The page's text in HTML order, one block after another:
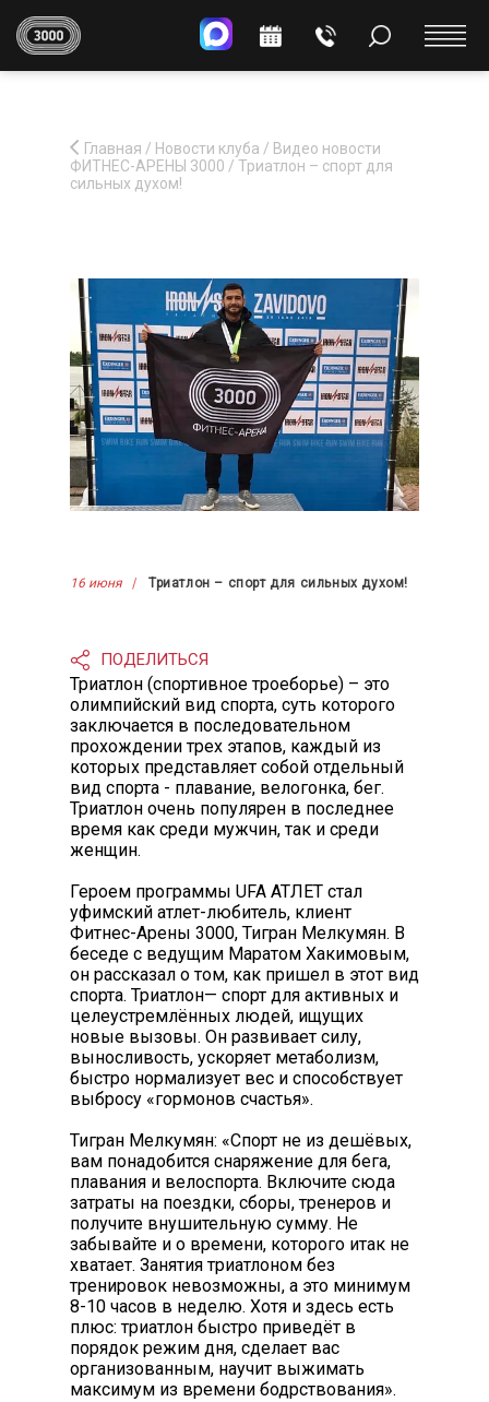
Главная / Новости клуба / Видео новости
ФИТНЕС-АРЕНЫ 3000 / Триатлон – спорт для
сильных духом!
16 июня Триатлон – спорт для сильных духом!
ПОДЕЛИТЬСЯ
Триатлон (спортивное троеборье) – это
олимпийский вид спорта, суть которого
заключается в последовательном
прохождении трех этапов, каждый из
которых представляет собой отдельный
вид спорта - плавание, велогонка, бег.
Триатлон очень популярен в последнее
время как среди мужчин, так и среди
женщин.
Героем программы UFA АТЛЕТ стал
уфимский атлет-любитель, клиент
Фитнес-Арены 3000, Тигран Мелкумян. В
беседе с ведущим Маратом Хакимовым,
он рассказал о том, как пришел в этот вид
спорта. Триатлон— спорт для активных и
целеустремлённых людей, ищущих
новые вызовы. Он развивает силу,
выносливость, ускоряет метаболизм,
быстро нормализует вес и способствует
выбросу «гормонов счастья».
Тигран Мелкумян: «Спорт не из дешёвых,
вам понадобится снаряжение для бега,
плавания и велоспорта. Включите сюда
затраты на поездки, сборы, тренеров и
получите внушительную сумму. Не
забывайте и о времени, которого итак не
хватает. Занятия триатлоном без
тренировок невозможны, а это минимум
8-10 часов в неделю. Хотя и здесь есть
плюс: триатлон быстро приведёт в
порядок режим дня, сделает вас
организованным, научит выжимать
максимум из времени бодрствования».